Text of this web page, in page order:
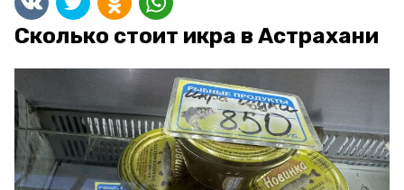
Сколько стоит икра в Астрахани